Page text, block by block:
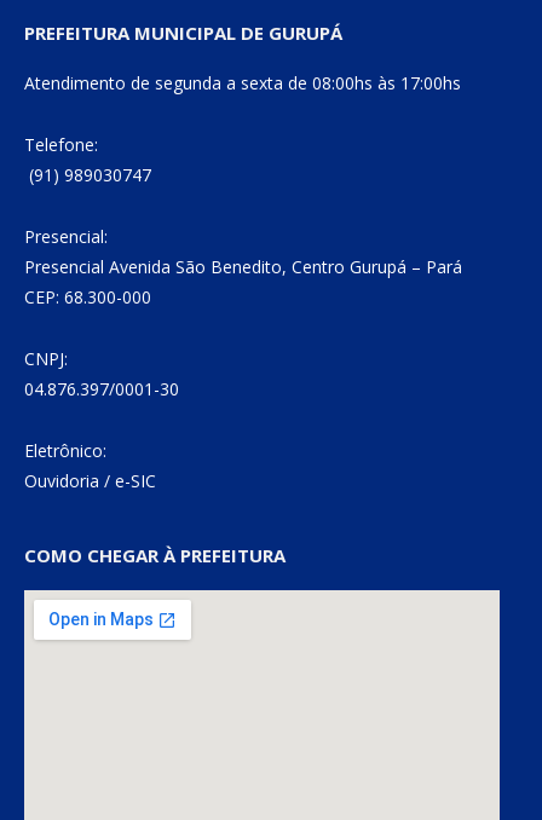
PREFEITURA MUNICIPAL DE GURUPÁ
Atendimento de segunda a sexta de 08:00hs às 17:00hs
Telefone:
(91) 989030747
Presencial:
Presencial Avenida São Benedito, Centro Gurupá – Pará
CEP: 68.300-000
CNPJ:
04.876.397/0001-30
Eletrônico:
Ouvidoria / e-SIC
COMO CHEGAR À PREFEITURA